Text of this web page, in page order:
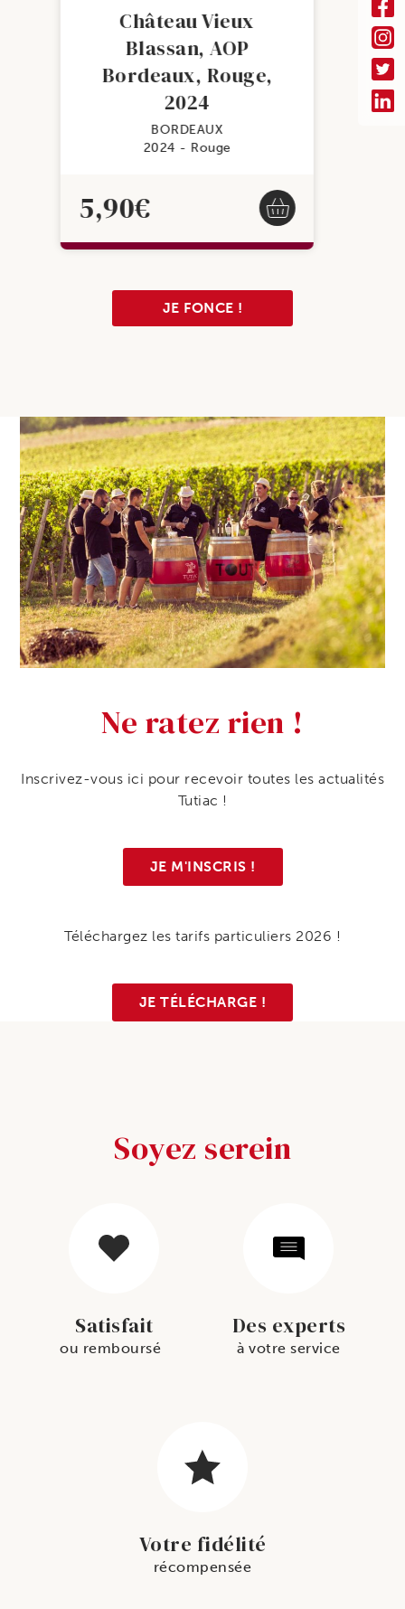
Château Vieux
Blassan, AOP
Bordeaux, Rouge,
2024
BORDEAUX
2024
Rouge
5,90€
JE FONCE !
Ne ratez rien !
Inscrivez-vous ici pour recevoir toutes les actualités
Tutiac !
JE M'INSCRIS !
Téléchargez les tarifs particuliers 2026 !
JE TÉLÉCHARGE !
Soyez serein
Satisfait
ou remboursé
Des experts
à votre service
Votre fidélité
récompensée